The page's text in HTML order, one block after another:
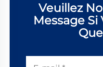
Veuillez
Message Si